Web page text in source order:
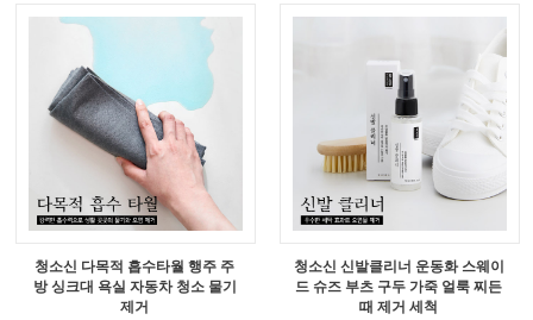
청소신 다목적 흡수타월 행주 주
방 싱크대 욕실 자동차 청소 물기
제거
청소신 신발클리너 운동화 스웨이
드 슈즈 부츠 구두 가죽 얼룩 찌든
때 제거 세척